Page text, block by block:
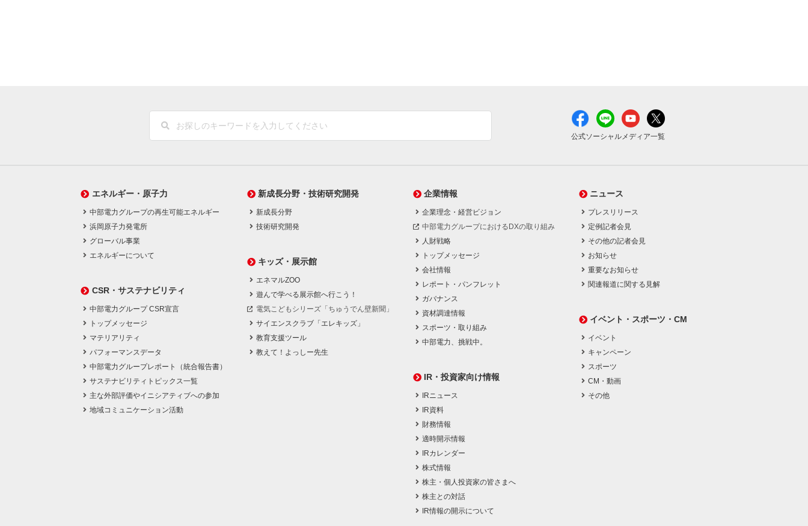
公式ソーシャルメディア一覧
エネルギー・原子力
中部電力グループの再生可能エネルギー
浜岡原子力発電所
グローバル事業
エネルギーについて
CSR・サステナビリティ
中部電力グループ CSR宣言
トップメッセージ
マテリアリティ
パフォーマンスデータ
中部電力グループレポート（統合報告書）
サステナビリティトピックス一覧
主な外部評価やイニシアティブへの参加
地域コミュニケーション活動
新成長分野・技術研究開発
新成長分野
技術研究開発
キッズ・展示館
エネマルZOO
遊んで学べる展示館へ行こう！
電気こどもシリーズ「ちゅうでん壁新聞」
サイエンスクラブ「エレキッズ」
教育支援ツール
教えて！よっしー先生
企業情報
企業理念・経営ビジョン
中部電力グループにおけるDXの取り組み
人財戦略
トップメッセージ
会社情報
レポート・パンフレット
ガバナンス
資材調達情報
スポーツ・取り組み
中部電力、挑戦中。
IR・投資家向け情報
IRニュース
IR資料
財務情報
適時開示情報
IRカレンダー
株式情報
株主・個人投資家の皆さまへ
株主との対話
IR情報の開示について
ニュース
プレスリリース
定例記者会見
その他の記者会見
お知らせ
重要なお知らせ
関連報道に関する見解
イベント・スポーツ・CM
イベント
キャンペーン
スポーツ
CM・動画
その他